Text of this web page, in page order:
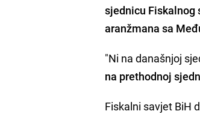
sjednicu Fiskalnog
aranžmana sa
"Ni na današnjoj
na prethodnoj
Fiskalni savjet BiH